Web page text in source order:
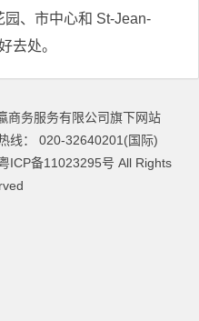
、市中心和 St-Jean-
去处。
商务服务有限公司旗下网站
线： 020-32640201(国际)
ICP备11023295号 All Rights